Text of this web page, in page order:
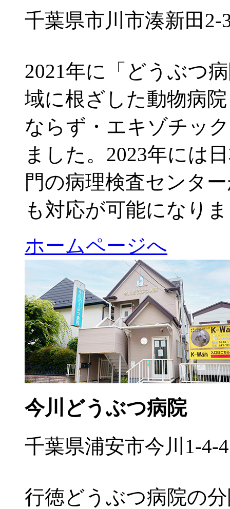
千葉県市川市湊新田2-
2021年に「どうぶつ
域に根ざした動物病
ならず・エキゾチッ
ました。2023年には
門の病理検査センタ
も対応が可能になり
ホームページへ
今川どうぶつ病院
千葉県浦安市今川1-4-
行徳どうぶつ病院の